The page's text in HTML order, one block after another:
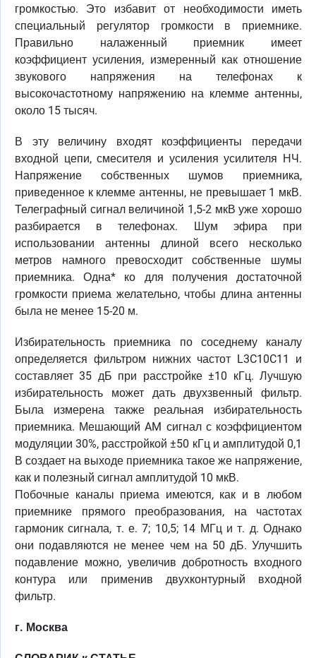
громкостью. Это избавит от необходимости иметь
специальный регулятор громкости в приемнике.
Правильно налаженный приемник имеет
коэффициент усиления, измеренный как отношение
звукового напряжения на телефонах к
высокочастотному напряжению на клемме антенны,
около 15 тысяч.
В эту величину входят коэффициенты передачи
входной цепи, смесителя и усиления усилителя НЧ.
Напряжение собственных шумов приемника,
приведенное к клемме антенны, не превышает 1 мкВ.
Телеграфный сигнал величиной 1,5-2 мкВ уже хорошо
разбирается в телефонах. Шум эфира при
использовании антенны длиной всего несколько
метров намного превосходит собственные шумы
приемника. Одна* ко для получения достаточной
громкости приема желательно, чтобы длина антенны
была не менее 15-20 м.
Избирательность приемника по соседнему каналу
определяется фильтром нижних частот L3C10C11 и
составляет 35 дБ при расстройке ±10 кГц. Лучшую
избирательность может дать двухзвенный фильтр.
Была измерена также реальная избирательность
приемника. Мешающий AM сигнал с коэффициентом
модуляции 30%, расстройкой ±50 кГц и амплитудой 0,1
В создает на выходе приемника такое же напряжение,
как и полезный сигнал амплитудой 10 мкВ.
Побочные каналы приема имеются, как и в любом
приемнике прямого преобразования, на частотах
гармоник сигнала, т. е. 7; 10,5; 14 МГц и т. д. Однако
они подавляются не менее чем на 50 дБ. Улучшить
подавление можно, увеличив добротность входного
контура или применив двухконтурный входной
фильтр.
г. Москва